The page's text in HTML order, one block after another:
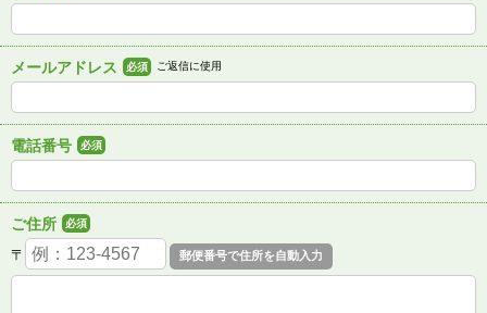
メールアドレス 必須 ご返信に使用
電話番号 必須
ご住所 必須
〒